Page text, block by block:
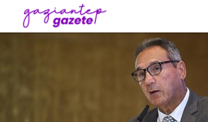
yapması cazip